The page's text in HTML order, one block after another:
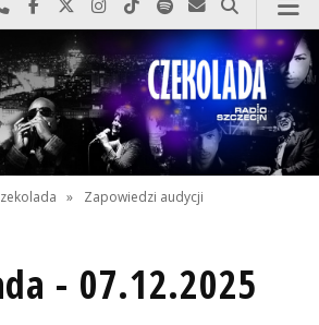
Najlepiej po prostu do nas zadzwoń
Odwiedź nas na Facebook-u
Odwiedź nas na X
Odwiedź nas na Instagram-ie
Odwiedź nas na TikTok-u
Szukaj nas na Spotify
Wyślij do nas
Szukaj
» Zapowiedzi audycji
- 07.12.2025